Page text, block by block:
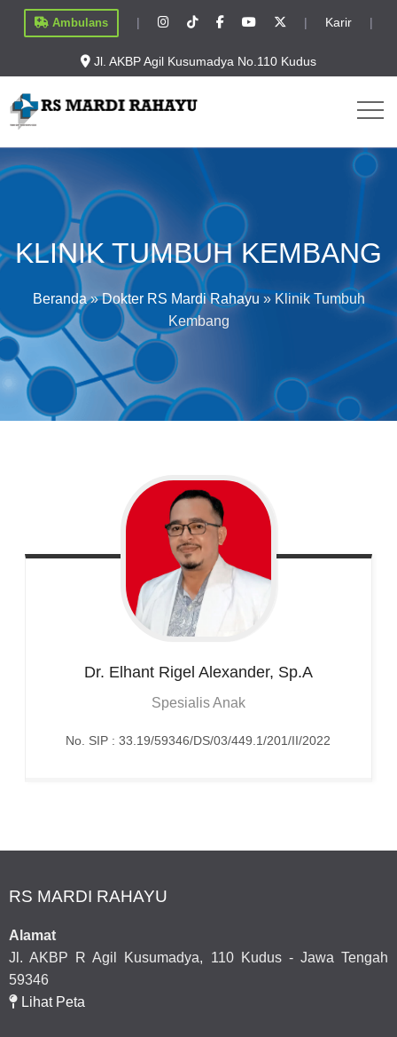
Ambulans | | Karir |
Jl. AKBP Agil Kusumadya No.110 Kudus
KLINIK TUMBUH KEMBANG
Beranda»Dokter RS Mardi Rahayu »Klinik Tumbuh
Kembang
Dr. Elhant Rigel Alexander, Sp.A
Spesialis Anak
No. SIP : 33.19/59346/DS/03/449.1/201/II/2022
RS MARDI RAHAYU
Alamat
Jl. AKBP R Agil Kusumadya, 110 Kudus - Jawa Tengah
59346
Lihat Peta